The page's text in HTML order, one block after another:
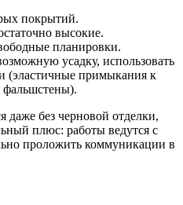
покрытий.
высокие.
планировки.
усадку, использовать
(эластичные примыкания к
даже без черновой отделки,
плюс: работы ведутся с
проложить коммуникации в